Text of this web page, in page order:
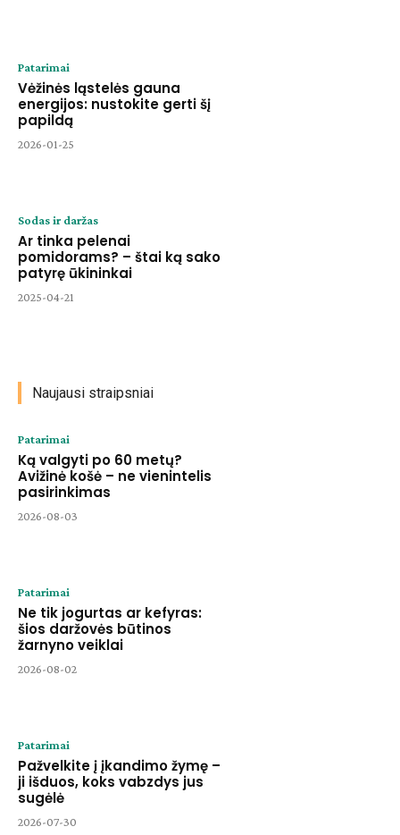
Patarimai
Vėžinės ląstelės gauna
energijos: nustokite gerti šį
papildą
2026-01-25
Sodas ir daržas
Ar tinka pelenai
pomidorams? – štai ką sako
patyrę ūkininkai
2025-04-21
Naujausi straipsniai
Patarimai
Ką valgyti po 60 metų?
Avižinė košė – ne vienintelis
pasirinkimas
2026-08-03
Patarimai
Ne tik jogurtas ar kefyras:
šios daržovės būtinos
žarnyno veiklai
2026-08-02
Patarimai
Pažvelkite į įkandimo žymę –
ji išduos, koks vabzdys jus
sugėlė
2026-07-30